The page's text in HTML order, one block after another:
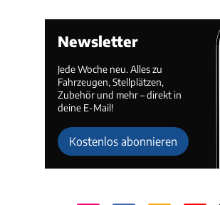
Newsletter
Jede Woche neu. Alles zu
Fahrzeugen, Stellplätzen,
Zubehör und mehr – direkt in
deine E-Mail!
Kostenlos abonnieren